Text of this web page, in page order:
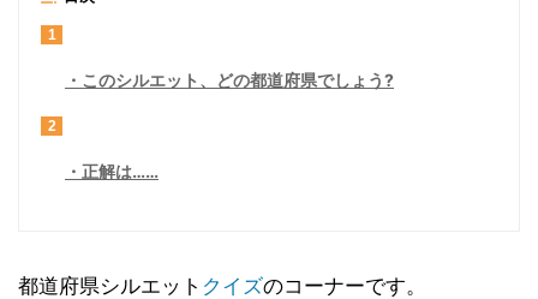
1
このシルエット、どの都道府県でしょう?
2
正解は……
都道府県シルエット クイズのコーナーです。